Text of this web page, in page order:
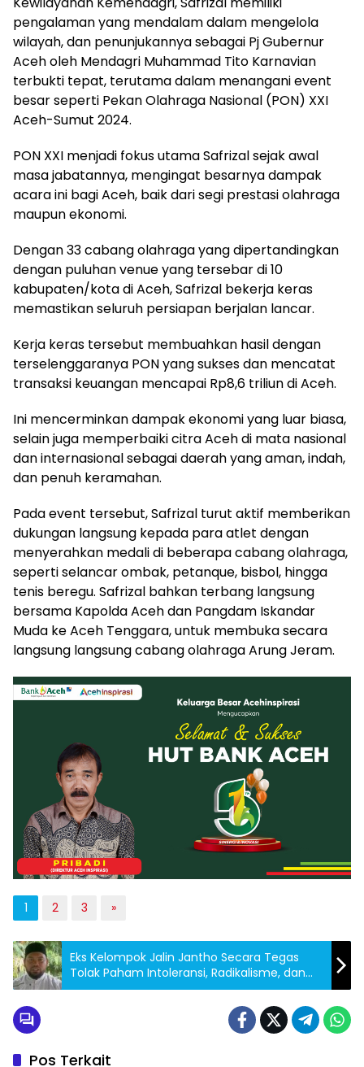
pengalaman yang mendalam dalam mengelola
wilayah, dan penunjukannya sebagai Pj Gubernur
Aceh oleh Mendagri Muhammad Tito Karnavian
terbukti tepat, terutama dalam menangani event
besar seperti Pekan Olahraga Nasional (PON) XXI
Aceh-Sumut 2024.
PON XXI menjadi fokus utama Safrizal sejak awal
masa jabatannya, mengingat besarnya dampak
acara ini bagi Aceh, baik dari segi prestasi olahraga
maupun ekonomi.
Dengan 33 cabang olahraga yang dipertandingkan
dengan puluhan venue yang tersebar di 10
kabupaten/kota di Aceh, Safrizal bekerja keras
memastikan seluruh persiapan berjalan lancar.
Kerja keras tersebut membuahkan hasil dengan
terselenggaranya PON yang sukses dan mencatat
transaksi keuangan mencapai Rp8,6 triliun di Aceh.
Ini mencerminkan dampak ekonomi yang luar biasa,
selain juga memperbaiki citra Aceh di mata nasional
dan internasional sebagai daerah yang aman, indah,
dan penuh keramahan.
Pada event tersebut, Safrizal turut aktif memberikan
dukungan langsung kepada para atlet dengan
menyerahkan medali di beberapa cabang olahraga,
seperti selancar ombak, petanque, bisbol, hingga
tenis beregu. Safrizal bahkan terbang langsung
bersama Kapolda Aceh dan Pangdam Iskandar
Muda ke Aceh Tenggara, untuk membuka secara
langsung langsung cabang olahraga Arung Jeram.
1 2 3 »
Eks Kelompok Jalin Jantho Secara Tegas
Tolak Paham Intoleransi, Radikalisme, dan
Terorisme
Pos Terkait